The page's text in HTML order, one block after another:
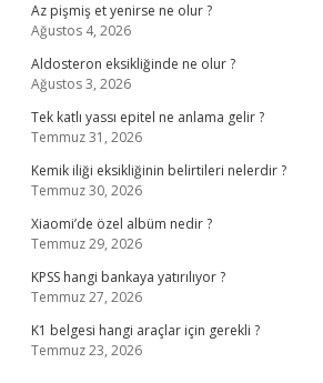
Az pişmiş et yenirse ne olur ?
Ağustos 4, 2026
Aldosteron eksikliğinde ne olur ?
Ağustos 3, 2026
Tek katlı yassı epitel ne anlama gelir ?
Temmuz 31, 2026
Kemik iliği eksikliğinin belirtileri nelerdir ?
Temmuz 30, 2026
Xiaomi’de özel albüm nedir ?
Temmuz 29, 2026
KPSS hangi bankaya yatırılıyor ?
Temmuz 27, 2026
K1 belgesi hangi araçlar için gerekli ?
Temmuz 23, 2026